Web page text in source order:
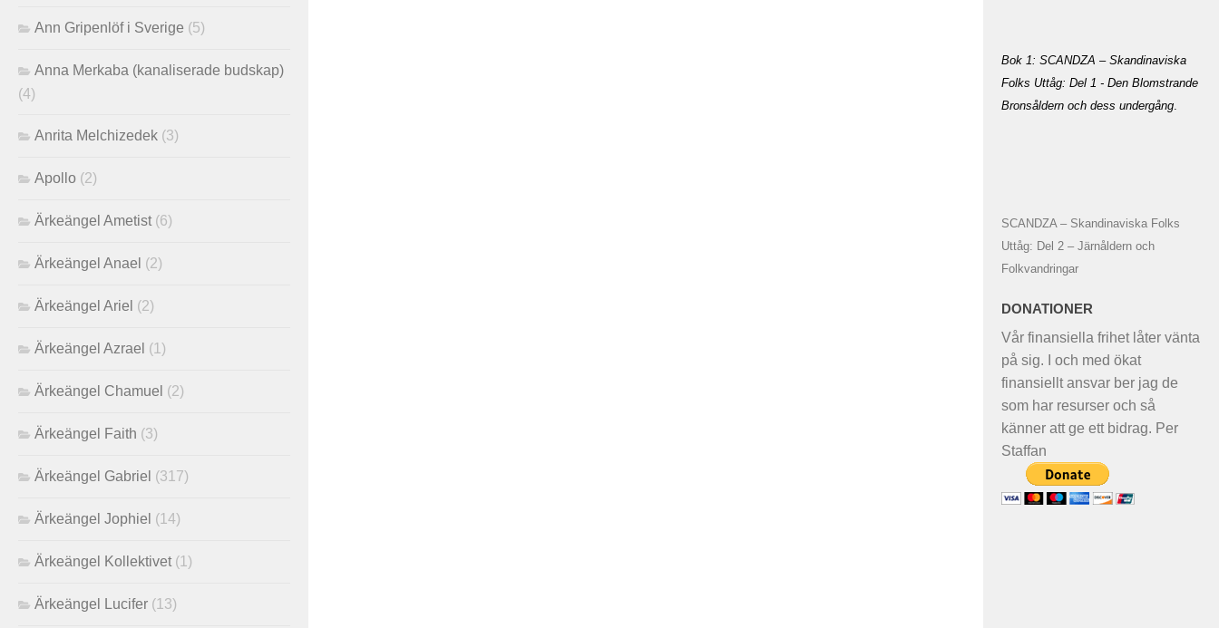
Ann Gripenlöf i Sverige (5)
Anna Merkaba (kanaliserade budskap)
(4)
Anrita Melchizedek (3)
Apollo (2)
Ärkeängel Ametist (6)
Ärkeängel Anael (2)
Ärkeängel Ariel (2)
Ärkeängel Azrael (1)
Ärkeängel Chamuel (2)
Ärkeängel Faith (3)
Ärkeängel Gabriel (317)
Ärkeängel Jophiel (14)
Ärkeängel Kollektivet (1)
Ärkeängel Lucifer (13)
Bok 1: SCANDZA – Skandinaviska
Folks Uttåg: Del 1 - Den Blomstrande
Bronsåldern och dess undergång.
SCANDZA – Skandinaviska Folks
Uttåg: Del 2 – Järnåldern och
Folkvandringar
DONATIONER
Vår finansiella frihet låter vänta
på sig. I och med ökat
finansiellt ansvar ber jag de
som har resurser och så
känner att ge ett bidrag. Per
Staffan